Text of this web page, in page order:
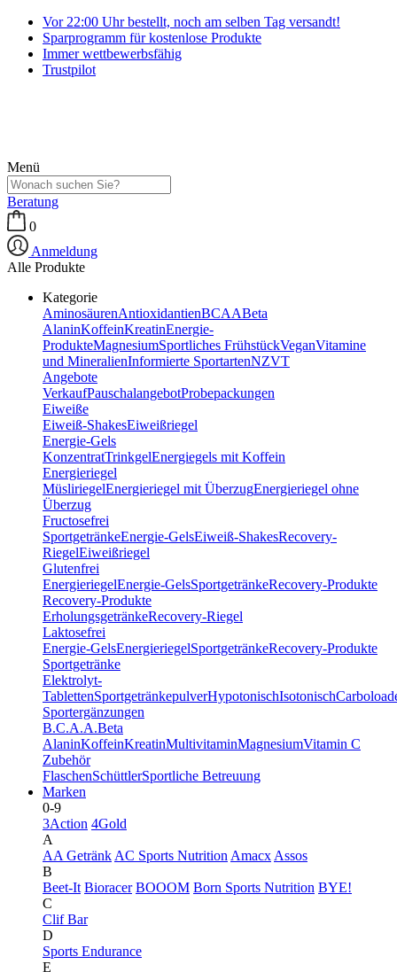
Vor 22:00 Uhr bestellt, noch am selben Tag versandt!
Sparprogramm für kostenlose Produkte
Immer wettbewerbsfähig
Trustpilot
Menü
Beratung
0
Anmeldung
Alle Produkte
Kategorie
AminosäurenAntioxidantienBCAABeta
AlaninKoffeinKreatinEnergie-
ProdukteMagnesiumSportliches FrühstückVeganVitamine
und MineralienInformierte SportartenNZVT
Angebote
VerkaufPauschalangebotProbepackungen
Eiweiße
Eiweiß-ShakesEiweißriegel
Energie-Gels
KonzentratTrinkgelEnergiegels mit Koffein
Energieriegel
MüsliriegelEnergieriegel mit ÜberzugEnergieriegel ohne
Überzug
Fructosefrei
SportgetränkeEnergie-GelsEiweiß-ShakesRecovery-
RiegelEiweißriegel
Glutenfrei
EnergieriegelEnergie-GelsSportgetränkeRecovery-Produkte
Recovery-Produkte
ErholungsgetränkeRecovery-Riegel
Laktosefrei
Energie-GelsEnergieriegelSportgetränkeRecovery-Produkte
Sportgetränke
Elektrolyt-
TablettenSportgetränkepulverHypotonischIsotonisch
Sportergänzungen
B.C.A.A.Beta
AlaninKoffeinKreatinMultivitaminMagnesiumVitamin C
Zubehör
FlaschenSchüttlerSportliche Betreuung
Marken
0-9
3Action 4Gold
A
AA Getränk AC Sports Nutrition Amacx Assos
B
Beet-It Bioracer BOOOM Born Sports Nutrition BYE!
C
Clif Bar
D
Sports Endurance
E